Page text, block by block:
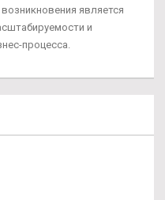
является
и
процесса.